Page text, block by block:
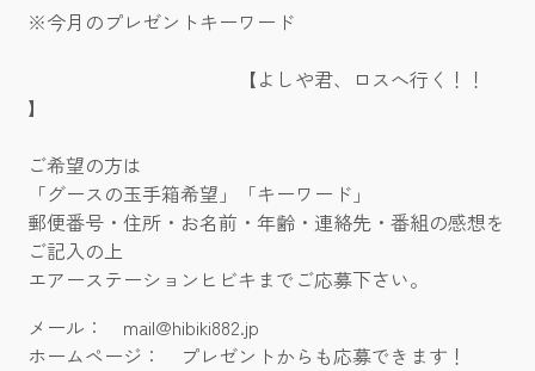
※今月のプレゼントキーワード
【よしや君、ロスへ行く！！
】
ご希望の方は
「グースの玉手箱希望」「キーワード」
郵便番号・住所・お名前・年齢・連絡先・番組の感想を
ご記入の上
エアーステーションヒビキまでご応募下さい。
メール： mail@hibiki882.jp
ホームページ： プレゼントからも応募できます！